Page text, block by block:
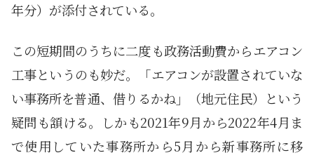
年分）が添付されている。
この短期間のうちに二度も政務活動費からエアコン
工事というのも妙だ。「エアコンが設置されていな
い事務所を普通、借りるかね」（地元住民）という
疑問も頷ける。しかも2021年9月から2022年4月ま
で使用していた事務所から5月から新事務所に移